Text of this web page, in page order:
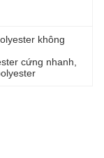
không
cứng nhanh